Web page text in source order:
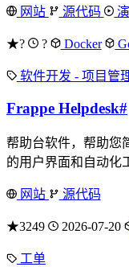
网站 源代码
★? ? Docker
软件开发 - 项目管
Frappe Helpdesk#
帮助台软件，帮助您
的用户界面和自动化
网站 源代码
★3249 2026-07-20
工单